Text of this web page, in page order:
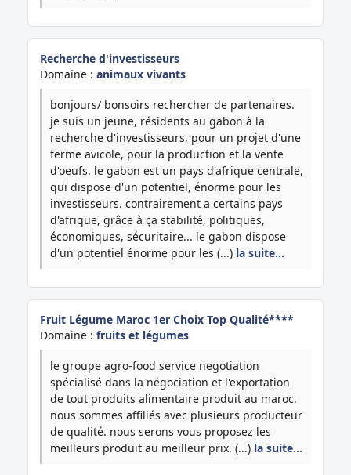
Recherche d'investisseurs
Domaine : animaux vivants
bonjours/ bonsoirs rechercher de partenaires.
je suis un jeune, résidents au gabon à la
recherche d'investisseurs, pour un projet d'une
ferme avicole, pour la production et la vente
d'oeufs. le gabon est un pays d'afrique centrale,
qui dispose d'un potentiel, énorme pour les
investisseurs. contrairement a certains pays
d'afrique, grâce à ça stabilité, politiques,
économiques, sécuritaire... le gabon dispose
d'un potentiel énorme pour les (...) la suite…
Fruit Légume Maroc 1er Choix Top Qualité****
Domaine : fruits et légumes
le groupe agro-food service negotiation
spécialisé dans la négociation et l'exportation
de tout produits alimentaire produit au maroc.
nous sommes affiliés avec plusieurs producteur
de qualité. nous serons vous proposez les
meilleurs produit au meilleur prix. (...) la suite…